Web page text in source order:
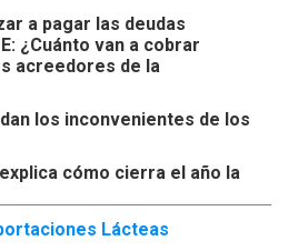
a pagar las deudas
¿Cuánto van a cobrar
acreedores de la
los inconvenientes de los
cómo cierra el año la
Lácteas